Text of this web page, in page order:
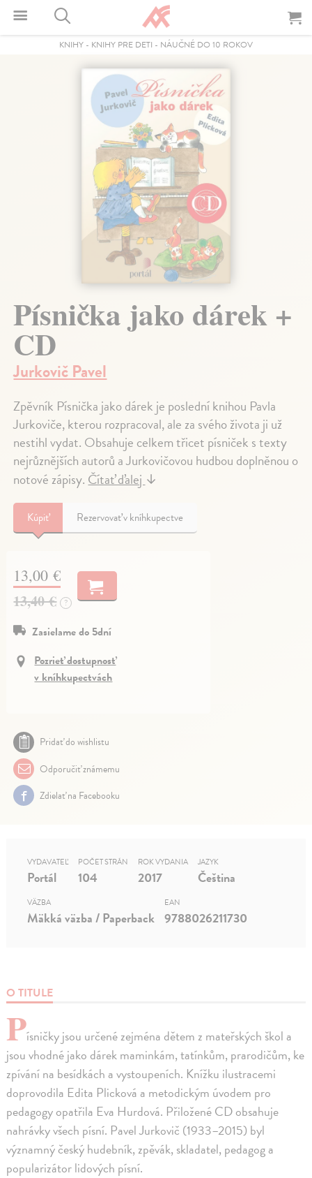
KNIHY - KNIHY PRE DETI - NÁUČNÉ DO 10 ROKOV
Písnička jako dárek +
CD
Jurkovič Pavel
Zpěvník Písnička jako dárek je poslední knihou Pavla
Jurkoviče, kterou rozpracoval, ale za svého života ji už
nestihl vydat. Obsahuje celkem třicet písniček s texty
nejrůznějších autorů a Jurkovičovou hudbou doplněnou o
notové zápisy.Čítať ďalej↓
Kúpiť Rezervovať v kníhkupectve
13,00 €
13,40 €
?
Zasielame do 5dní
Pozrieť dostupnosť
v kníhkupectvách
Pridať do wishlistu
Odporučiť známemu
Zdielať na Facebooku
O TITULE
Písničky jsou určené zejména dětem z mateřských škol a
jsou vhodné jako dárek maminkám, tatínkům, prarodičům, ke
zpívání na besídkách a vystoupeních. Knížku ilustracemi
doprovodila Edita Plicková a metodickým úvodem pro
pedagogy opatřila Eva Hurdová. Přiložené CD obsahuje
nahrávky všech písní. Pavel Jurkovič (1933–2015) byl
významný český hudebník, zpěvák, skladatel, pedagog a
popularizátor lidových písní.
VYDAVATEĽ
Portál
POČET STRÁN
104
ROK VYDANIA
2017
JAZYK
Čeština
VÄZBA
Mäkká väzba / Paperback
EAN
9788026211730